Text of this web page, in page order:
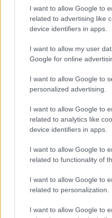
I want to allow Google to
related to advertising like
device identifiers in apps.
I want to allow my user
Google for online
I want to allow Google to
personalized advertising.
I want to allow Google to
related to analytics like
device identifiers in apps.
I want to allow Google to
related to functionality of
I want to allow Google to
related to personalization.
I want to allow Google to
exposés auxrayons
cancer de la peau et des
recherches approfondies
diagnostic précoce du
Actuellement, on estime
touchera deux Australiens
ans, et qu'une personne
meurt toutes les six
Utile?
Vous voulez rester
nous sur